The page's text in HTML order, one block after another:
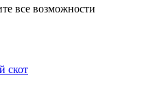
все возможности
скот